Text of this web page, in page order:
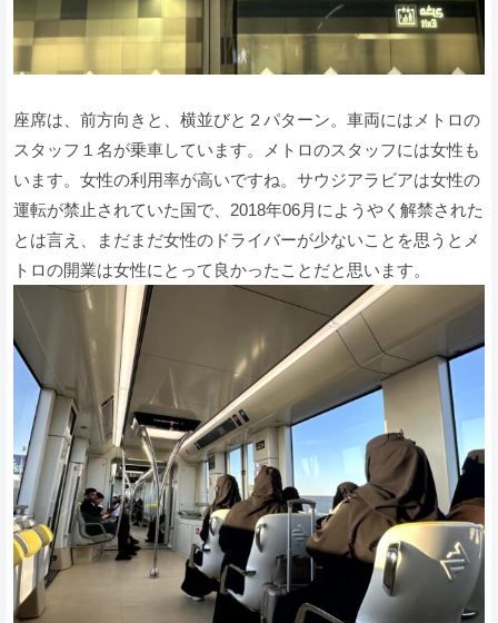
座席は、前方向きと、横並びと２パターン。車両にはメトロの
スタッフ１名が乗車しています。メトロのスタッフには女性も
います。女性の利用率が高いですね。サウジアラビアは女性の
運転が禁止されていた国で、2018年06月にようやく解禁された
とは言え、まだまだ女性のドライバーが少ないことを思うとメ
トロの開業は女性にとって良かったことだと思います。